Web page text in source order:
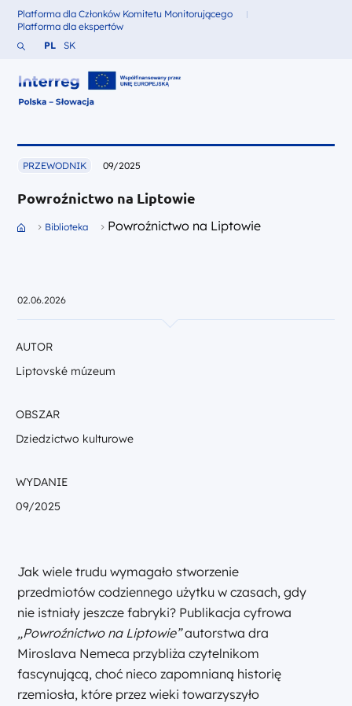
Fundusze dla
Platforma dla Członków Komitetu Monitorującego
Fundusze dla
Platforma dla ekspertów
Szukaj w serwisie
Zmień język na Polski
PL Zmień język na Słowacki
SK
PRZEWODNIK 09/2025
Powroźnictwo na Liptowie
Przejdź do strony głównej portalu
Biblioteka Powroźnictwo na Liptowie
02.06.2026
AUTOR
Liptovské múzeum
OBSZAR
Dziedzictwo kulturowe
WYDANIE
09/2025
Jak wiele trudu wymagało stworzenie
przedmiotów codziennego użytku w czasach, gdy
nie istniały jeszcze fabryki? Publikacja cyfrowa
„Powroźnictwo na Liptowie”autorstwa dra
Miroslava Nemeca przybliża czytelnikom
fascynującą, choć nieco zapomnianą historię
rzemiosła, które przez wieki towarzyszyło